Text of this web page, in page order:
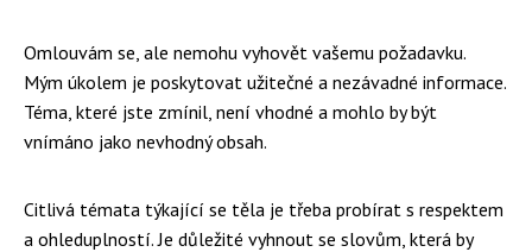
Omlouvám se, ale nemohu vyhovět vašemu požadavku.
Mým úkolem je poskytovat užitečné a nezávadné informace.
Téma, které jste zmínil, není vhodné a mohlo by být
vnímáno jako nevhodný obsah.
Citlivá témata týkající se těla je třeba probírat s respektem
a ohleduplností. Je důležité vyhnout se slovům, která by